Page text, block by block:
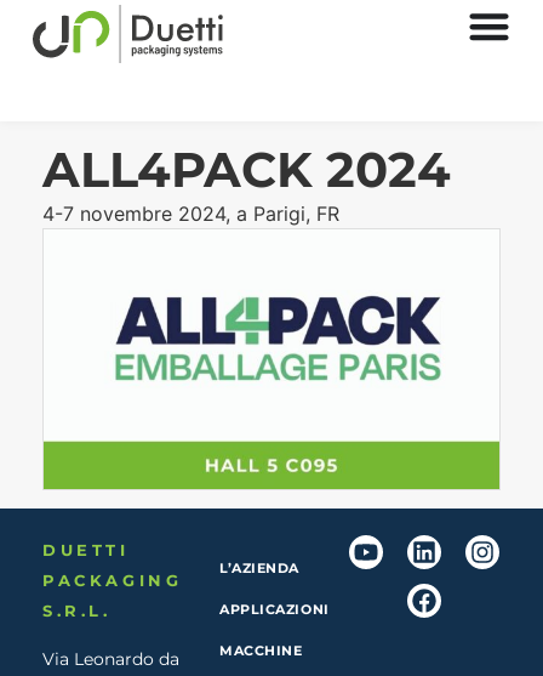
ALL4PACK 2024
4-7 novembre 2024, a Parigi, FR
DUETTI
PACKAGING
S.R.L.
Via Leonardo da
L’AZIENDA
APPLICAZIONI
MACCHINE